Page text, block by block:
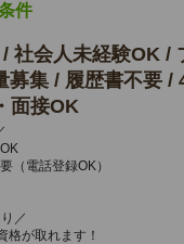
件
社会人未経験OK /
募集 / 履歴書不要 /
面接OK
（電話登録OK）
／
格が取れます！